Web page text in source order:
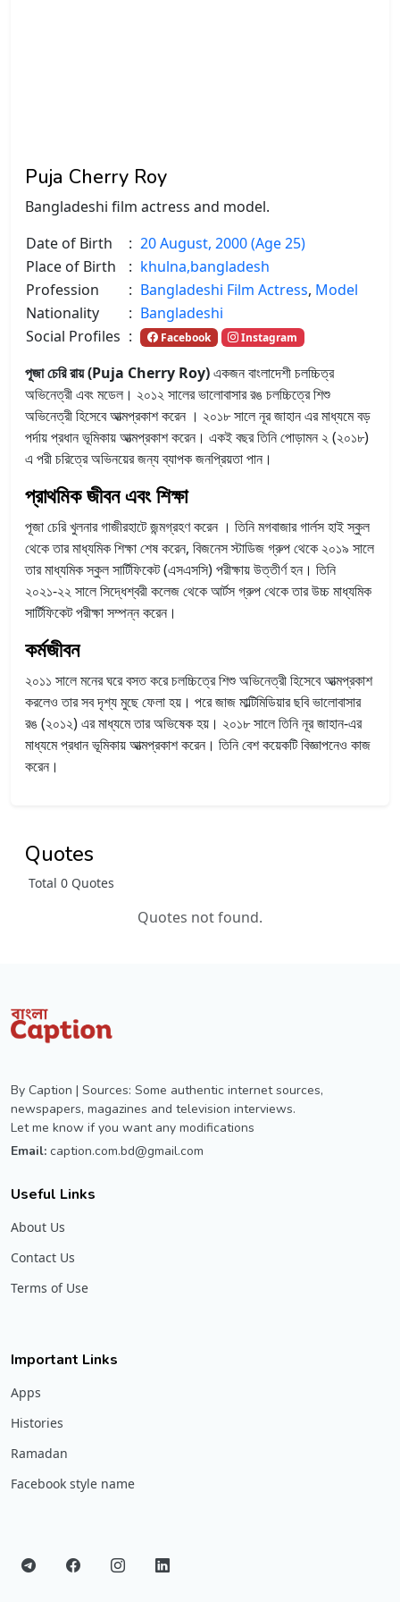
Puja Cherry Roy
Bangladeshi film actress and model.
Date of Birth
: 20 August, 2000 (Age 25)
Place of Birth
: khulna,bangladesh
Profession
: Bangladeshi Film Actress, Model
Nationality
: Bangladeshi
Social Profiles : Facebook Instagram
পূজা চেরি রায়(Puja Cherry Roy)একজন বাংলাদেশী চলচ্চিত্র
অভিনেত্রী এবং মডেল। ২০১২ সালের ভালোবাসার রঙ চলচ্চিত্রে শিশু
অভিনেত্রী হিসেবে আত্মপ্রকাশ করেন । ২০১৮ সালে নূর জাহান এর মাধ্যমে বড়
পর্দায় প্রধান ভূমিকায় আত্মপ্রকাশ করেন। একই বছর তিনি পোড়ামন ২ (২০১৮)
এ পরী চরিত্রে অভিনয়ের জন্য ব্যাপক জনপ্রিয়তা পান।
প্রাথমিক জীবন এবং শিক্ষা
পূজা চেরি খুলনার গাজীরহাটে জন্মগ্রহণ করেন । তিনি মগবাজার গার্লস হাই স্কুল
থেকে তার মাধ্যমিক শিক্ষা শেষ করেন, বিজনেস স্টাডিজ গ্রুপ থেকে ২০১৯ সালে
তার মাধ্যমিক স্কুল সার্টিফিকেট (এসএসসি) পরীক্ষায় উত্তীর্ণ হন। তিনি
২০২১-২২ সালে সিদ্ধেশ্বরী কলেজ থেকে আর্টস গ্রুপ থেকে তার উচ্চ মাধ্যমিক
সার্টিফিকেট পরীক্ষা সম্পন্ন করেন।
কর্মজীবন
২০১১ সালে মনের ঘরে বসত করে চলচ্চিত্রে শিশু অভিনেত্রী হিসেবে আত্মপ্রকাশ
করলেও তার সব দৃশ্য মুছে ফেলা হয়। পরে জাজ মাল্টিমিডিয়ার ছবি ভালোবাসার
রঙ (২০১২) এর মাধ্যমে তার অভিষেক হয়। ২০১৮ সালে তিনি নূর জাহান-এর
মাধ্যমে প্রধান ভূমিকায় আত্মপ্রকাশ করেন। তিনি বেশ কয়েকটি বিজ্ঞাপনেও কাজ
করেন।
Quotes
Total 0 Quotes
Quotes not found.
By Caption | Sources: Some authentic internet sources,
newspapers, magazines and television interviews.
Let me know if you want any modifications
Email: caption.com.bd@gmail.com
Useful Links
About Us
Contact Us
Terms of Use
Important Links
Apps
Histories
Ramadan
Facebook style name